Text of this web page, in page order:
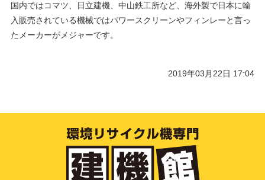
国内ではコマツ、日立建機、中山鉄工所など、海外製で日本に輸
入販売されている機械ではパワースクリーンやフィンレーと言っ
たメーカーがメジャーです。
2019年03月22日 17:04